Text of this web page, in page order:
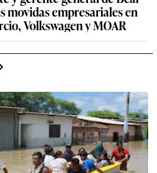
movidas empresariales en
Volkswagen y MOAR